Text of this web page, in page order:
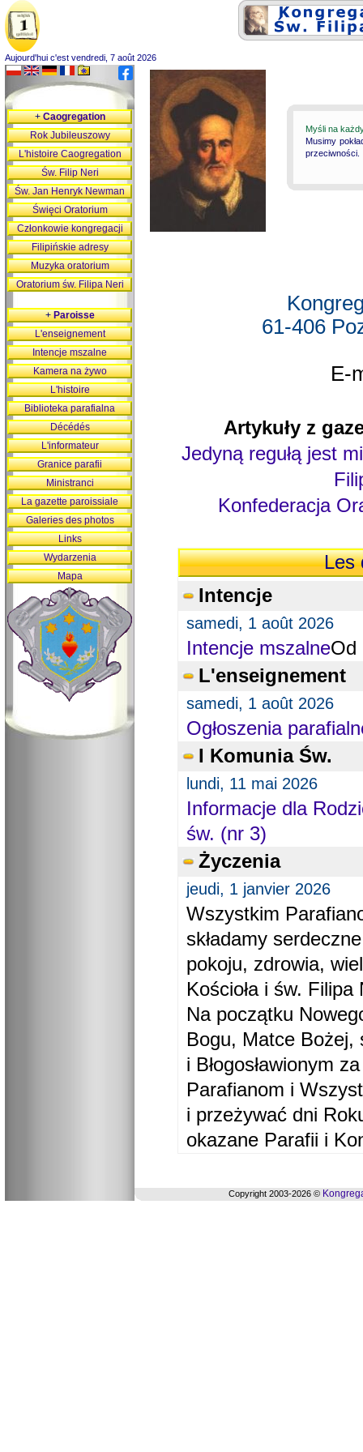
Aujourd'hui c'est vendredi, 7 août 2026
Myśli na
Musimy
przeciwności.
61-406
E-
Artykuły z
Jedyną regułą jest
Konfederacja
Les
Intencje
samedi, 1 août 2026
Intencje mszalneOd
L'enseignement
samedi, 1 août 2026
Ogłoszenia
I Komunia Św.
lundi, 11 mai 2026
Informacje dla
św. (nr 3)
Życzenia
jeudi, 1 janvier 2026
Wszystkim
składamy
pokoju, zdrowia,
Kościoła i św. Filipa
Na początku
Bogu, Matce Bożej,
i Błogosławionym
Parafianom i
i przeżywać dni
okazane Parafii i
+Caogregation
Rok Jubileuszowy
L'histoire Caogregation
Św. Filip Neri
Św. Jan Henryk Newman
Święci Oratorium
Członkowie kongregacji
Filipińskie adresy
Muzyka oratorium
Oratorium św. Filipa Neri
+Paroisse
L'enseignement
Intencje mszalne
Kamera na żywo
L'histoire
Biblioteka parafialna
Décédés
L'informateur
Granice parafii
Ministranci
La gazette paroissiale
Galeries des photos
Links
Wydarzenia
Mapa
Copyright 2003-2026 ©